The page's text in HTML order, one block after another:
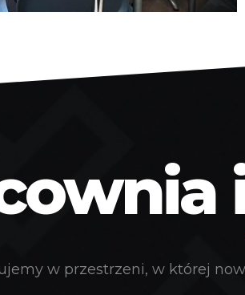
w przestrzeni, w której